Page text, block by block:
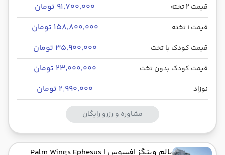
قیمت 2 تخته ۹۱٬۷۰۰٬۰۰۰ تومان
قیمت 1 تخته ۱۵۸٬۸۰۰٬۰۰۰ تومان
قیمت کودک با تخت ۳۵٬۹۰۰٬۰۰۰ تومان
قیمت کودک بدون تخت ۲۳٬۰۰۰٬۰۰۰ تومان
نوزاد ۲٬۹۹۰٬۰۰۰ تومان
مشاوره و رزرو رایگان